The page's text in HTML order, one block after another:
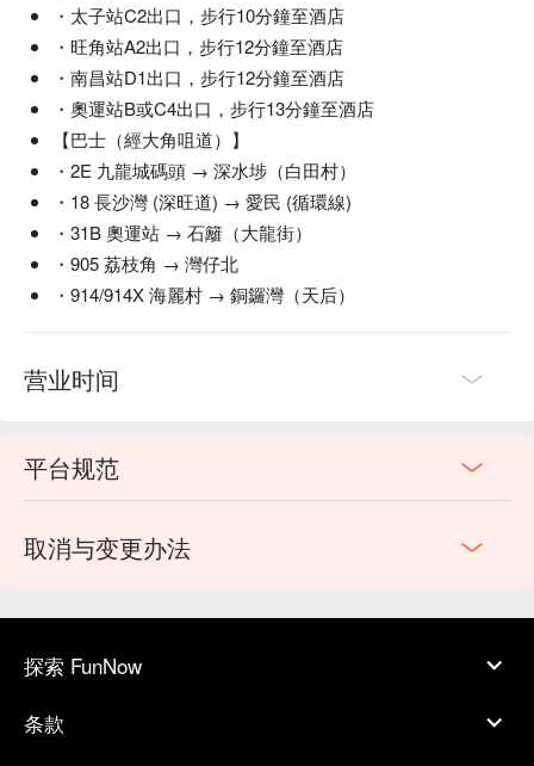
・太子站C2出口，步行10分鐘至酒店
・旺角站A2出口，步行12分鐘至酒店
・南昌站D1出口，步行12分鐘至酒店
・奧運站B或C4出口，步行13分鐘至酒店
【巴士（經大角咀道）】
・2E 九龍城碼頭 → 深水埗（白田村）
・18 長沙灣 (深旺道) → 愛民 (循環線)
・31B 奧運站 → 石籬（大龍街）
・905 荔枝角 → 灣仔北
・914/914X 海麗村 → 銅鑼灣（天后）
营业时间
平台规范
取消与变更办法
探索 FunNow
条款